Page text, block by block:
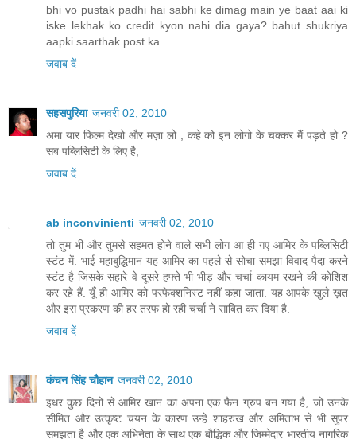
bhi vo pustak padhi hai sabhi ke dimag main ye baat aai ki
iske lekhak ko credit kyon nahi dia gaya? bahut shukriya
aapki saarthak post ka.
जवाब दें
सहसपुरिया जनवरी 02, 2010
अमा यार फिल्म देखो और मज़ा लो , कहे को इन लोगो के चक्कर मैं पड़ते हो ?
सब पब्लिसिटी के लिए है,
जवाब दें
ab inconvinienti जनवरी 02, 2010
तो तुम भी और तुमसे सहमत होने वाले सभी लोग आ ही गए आमिर के पब्लिसिटी
स्टंट में. भाई महाबुद्धिमान यह आमिर का पहले से सोचा समझा विवाद पैदा करने
स्टंट है जिसके सहारे वे दूसरे हफ्ते भी भीड़ और चर्चा कायम रखने की कोशिश
कर रहे हैं. यूँ ही आमिर को परफेक्शनिस्ट नहीं कहा जाता. यह आपके खुले ख़त
और इस प्रकरण की हर तरफ हो रही चर्चा ने साबित कर दिया है.
जवाब दें
कंचन सिंह चौहान जनवरी 02, 2010
इधर कुछ दिनो से आमिर खान का अपना एक फैन ग्रुप बन गया है, जो उनके
सीमित और उत्कृष्ट चयन के कारण उन्हे शाहरुख और अमिताभ से भी सुपर
समझता है और एक अभिनेता के साथ एक बौद्धिक और जिम्मेदार भारतीय नागरिक